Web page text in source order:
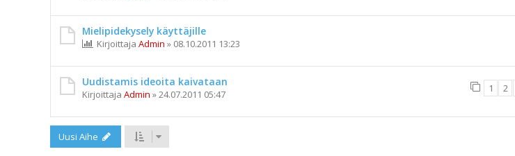
Mielipidekysely käyttäjille
Kirjoittaja Admin » 08.10.2011 13:23
Uudistamis ideoita kaivataan
Kirjoittaja Admin »24.07.2011 05:47 1 2
Uusi Aihe